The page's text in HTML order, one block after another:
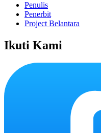
Penulis
Penerbit
Project Belantara
Ikuti Kami